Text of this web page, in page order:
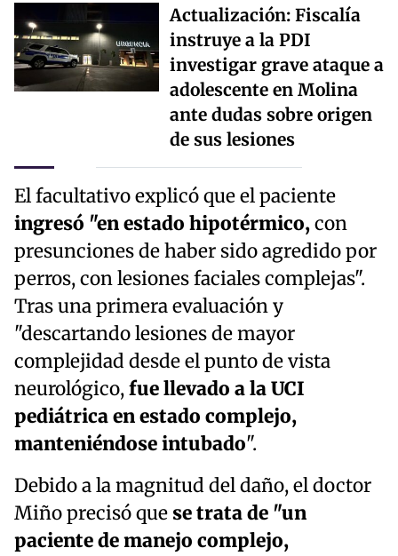
Actualización: Fiscalía
instruye a la PDI
investigar grave ataque a
adolescente en Molina
ante dudas sobre origen
de sus lesiones
El facultativo explicó que el paciente
ingresó "en estado hipotérmico,con
presunciones de haber sido agredido por
perros, con lesiones faciales complejas".
Tras una primera evaluación y
"descartando lesiones de mayor
complejidad desde el punto de vista
neurológico,fue llevado a la UCI
pediátrica en estado complejo,
manteniéndose intubado".
Debido a la magnitud del daño, el doctor
Miño precisó que se trata de "un
paciente de manejo complejo,